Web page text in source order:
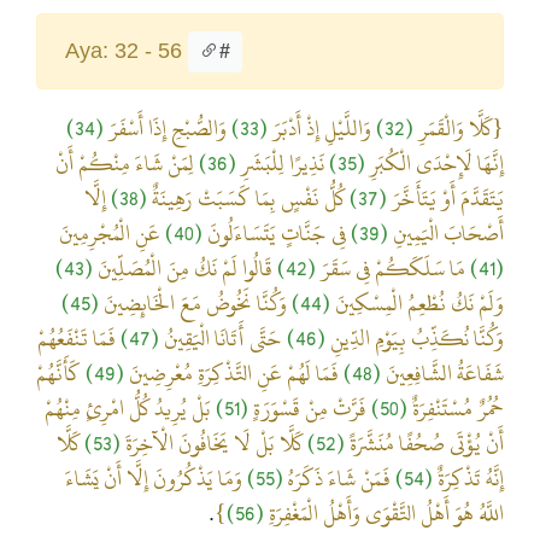
Aya: 32 - 56 #
{كَلَّا وَالْقَمَرِ(32) وَاللَّيْلِ إِذْ أَدْبَرَ(33) وَالصُّبْحِ إِذَا أَسْفَرَ(34)
إِنَّهَا لَإِحْدَى الْكُبَرِ (35) نَذِيرًا لِلْبَشَرِ(36)
لِمَنْ شَاءَ مِنْكُمْ أَنْ
يَتَقَدَّمَ أَوْ يَتَأَخَّرَ(37) كُلُّ نَفْسٍ بِمَا كَسَبَتْ رَهِينَةٌ(38)
إِلَّا
أَصْحَابَ الْيَمِينِ(39) فِي جَنَّاتٍ يَتَسَاءَلُونَ(40)
عَنِ الْمُجْرِمِينَ
(41)
مَا سَلَكَكُمْ فِي سَقَرَ(42) قَالُوا لَمْ نَكُ مِنَ الْمُصَلِّينَ(43)
وَلَمْ نَكُ نُطْعِمُ الْمِسْكِينَ(44) وَكُنَّا نَخُوضُ مَعَ الْخَائِضِينَ(45)
وَكُنَّا نُكَذِّبُ بِيَوْمِ الدِّينِ(46) حَتَّى أَتَانَا الْيَقِينُ(47)
فَمَا تَنْفَعُهُمْ
شَفَاعَةُ الشَّافِعِينَ(48) فَمَا لَهُمْ عَنِ التَّذْكِرَةِ مُعْرِضِينَ(49)
كَأَنَّهُمْ
حُمُرٌ مُسْتَنْفِرَةٌ(50) فَرَّتْ مِنْ قَسْوَرَةٍ(51)
بَلْ يُرِيدُ كُلُّ امْرِئٍ مِنْهُمْ
أَنْ يُؤْتَى صُحُفًا مُنَشَّرَةً(52) كَلَّا بَلْ لَا يَخَافُونَ الْآخِرَةَ(53)
كَلَّا
إِنَّهُ تَذْكِرَةٌ(54) فَمَنْ شَاءَ ذَكَرَهُ(55)
وَمَا يَذْكُرُونَ إِلَّا أَنْ يَشَاءَ
اللَّهُ هُوَ أَهْلُ التَّقْوَى وَأَهْلُ الْمَغْفِرَةِ(56)
}
.